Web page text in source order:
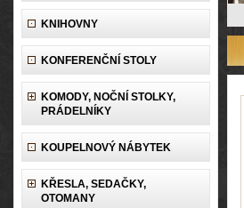
KNIHOVNY
KONFERENČNÍ STOLY
KOMODY, NOČNÍ STOLKY,
PRÁDELNÍKY
KOUPELNOVÝ NÁBYTEK
KŘESLA, SEDAČKY,
OTOMANY